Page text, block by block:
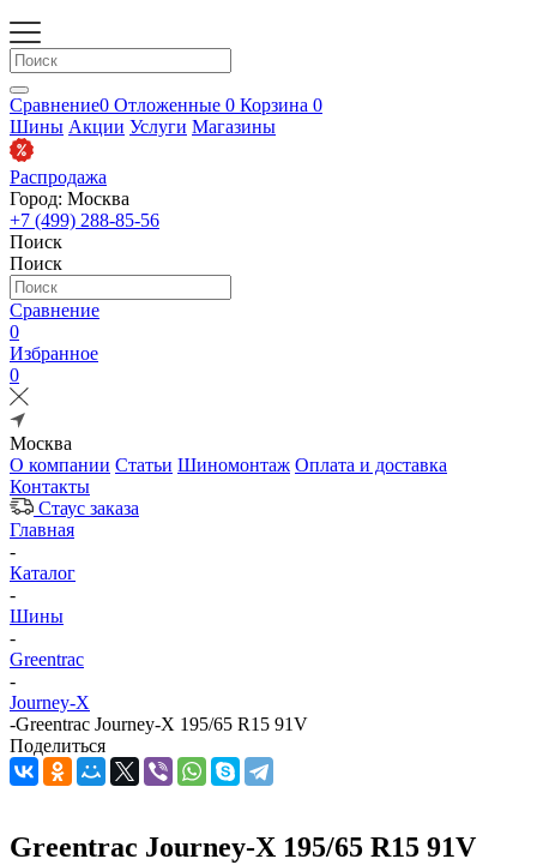
Сравнение0 Отложенные 0 Корзина 0
Шины Акции Услуги Магазины
Распродажа
Город: Москва
+7 (499) 288-85-56
Поиск
Поиск
Сравнение
0
Избранное
0
Москва
О компании Статьи Шиномонтаж Оплата и доставка
Контакты
Стаус заказа
Главная
-
Каталог
-
Шины
-
Greentrac
-
Journey-X
-Greentrac Journey-X 195/65 R15 91V
Поделиться
Greentrac Journey-X 195/65 R15 91V